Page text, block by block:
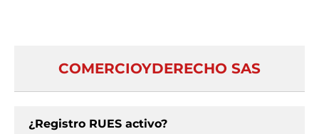
COMERCIOYDERECHO SAS
¿Registro RUES activo?